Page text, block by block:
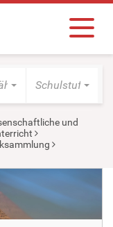
Schulstufe
und